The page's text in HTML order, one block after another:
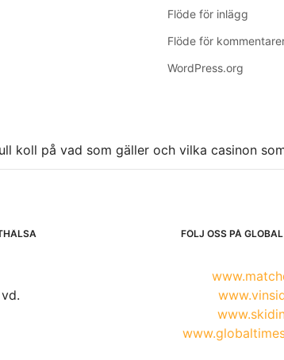
Flöde för inlägg
Flöde för
WordPress.org
koll på vad som gäller och vilka casinon
FÖLJ OSS PÅ